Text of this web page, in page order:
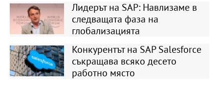
Лидерът на SAP: Навлизаме в
следващата фаза на
глобализацията
Конкурентът на SAP Salesforce
съкращава всяко десето
работно място